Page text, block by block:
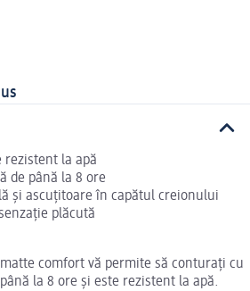
rezistent la apă
de până la 8 ore
și ascuțitoare în capătul creionului
plăcută
comfort vă permite să conturați cu
la 8 ore și este rezistent la apă.